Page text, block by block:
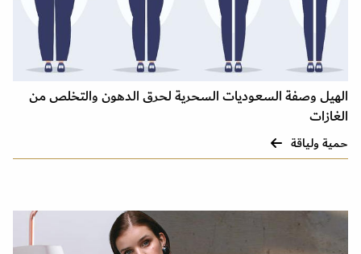
الهيل وصفة السعوديات السحرية لحرق الدهون والتخلص من
الغازات
حمية ولياقة